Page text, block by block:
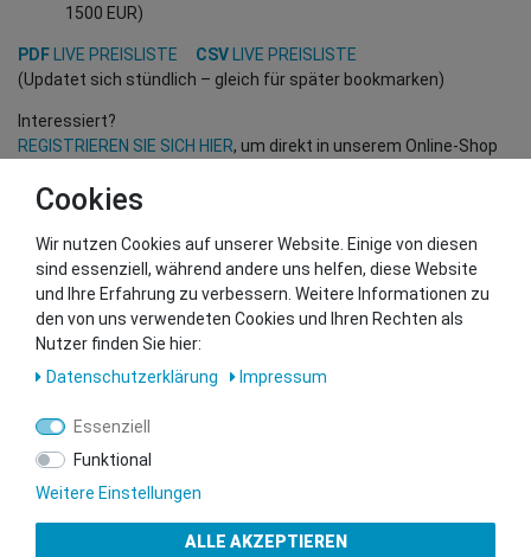
1500 EUR)
PDF LIVE PREISLISTE CSV
LIVE PREISLISTE
(Updatet sich stündlich – gleich für später bookmarken)
Interessiert?
REGISTRIEREN SIE SICH HIER, um direkt in unserem Online-Shop
(Nur für Wiederverkäufer und B2B Kunden – gültige EU UID
Sie wollen uns beliefern?
Kontaktieren Sie unser GSMshop Purchase Team
Whatsapp: +436766684438
info@gsmshop.at
13.02.2024 14:55
Cookies
Wir nutzen Cookies auf unserer Website. Einige von diesen
sind essenziell, während andere uns helfen, diese Website
und Ihre Erfahrung zu verbessern. Weitere Informationen zu
den von uns verwendeten Cookies und Ihren Rechten als
Nutzer finden Sie hier:
Daten­schutz­erklärung
Impressum
Essenziell
Funktional
Weitere Einstellungen
ALLE AKZEPTIEREN